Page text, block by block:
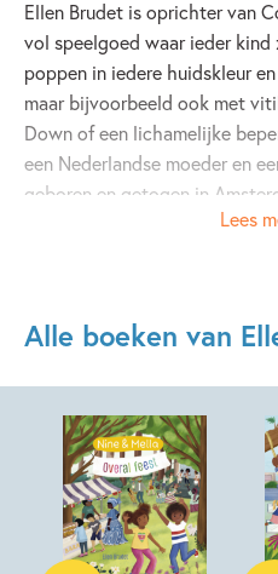
Ellen Brudet is oprichter van
vol speelgoed waar ieder kind
poppen in iedere huidskleur
maar bijvoorbeeld ook met
Down of een lichamelijke
een Nederlandse moeder en
geboren en getogen in
over Nine enLees
Alle boeken van
Hardcover